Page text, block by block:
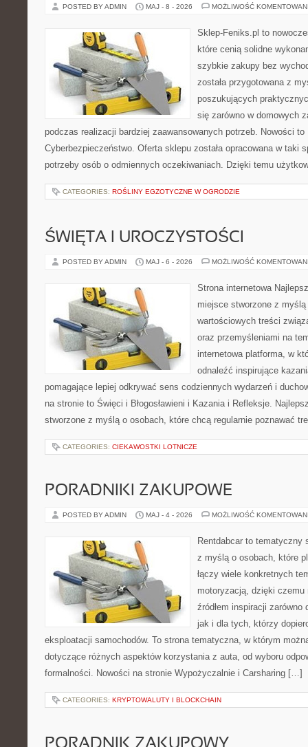
POSTED BY ADMIN MAJ - 8 - 2026 MOŻLIWOŚĆ
Sklep-Feniks.pl to
które cenią solidne
szybkie zakupy bez
została przygotowana z
poszukujących
się zarówno w domowych
podczas realizacji bardziej zaawansowanych potrzeb. Nowości to
Cyberbezpieczeństwo. Oferta sklepu została opracowana w taki
potrzeby osób o odmiennych oczekiwaniach. Dzięki temu
CATEGORIES: ROŚLINY EGZOTYCZNE W OGRODZIE
ŚWIĘTA I UROCZYSTOŚCI
POSTED BY ADMIN MAJ - 6 - 2026 MOŻLIWOŚĆ
Strona internetowa
miejsce stworzone z
wartościowych treści
oraz przemyśleniami na
internetowa platforma, w
odnaleźć inspirujące
pomagające lepiej odkrywać sens codziennych wydarzeń i
na stronie to Święci i Błogosławieni i Kazania i Refleksje.
stworzone z myślą o osobach, które chcą regularnie poznawać
CATEGORIES: CIEKAWOSTKI LOTNICZE
PORADNIKI ZAKUPOWE
POSTED BY ADMIN MAJ - 4 - 2026 MOŻLIWOŚĆ
Rentdabcar to tematyczny
z myślą o osobach, które
łączy wiele konkretnych
motoryzacją, dzięki
źródłem inspiracji zarówno
jak i dla tych, którzy
eksploatacji samochodów. To strona tematyczna, w którym
dotyczące różnych aspektów korzystania z auta, od wyboru
formalności. Nowości na stronie Wypożyczalnie i Carsharing […]
CATEGORIES: KRYPTOWALUTY I BLOCKCHAIN